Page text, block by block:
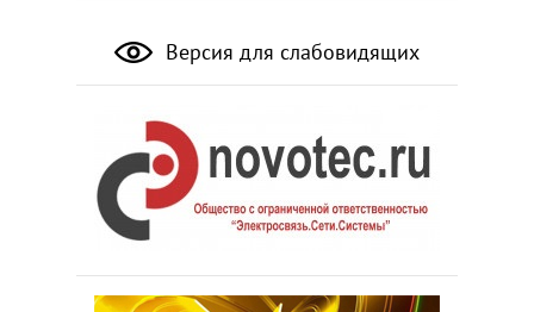
Версия для слабовидящих